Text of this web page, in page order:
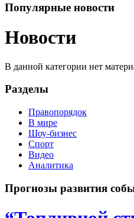
Популярные новости
Новости
В данной категории нет
Разделы
Правопорядок
В мире
Шоу-бизнес
Спорт
Видео
Аналитика
Прогнозы развития